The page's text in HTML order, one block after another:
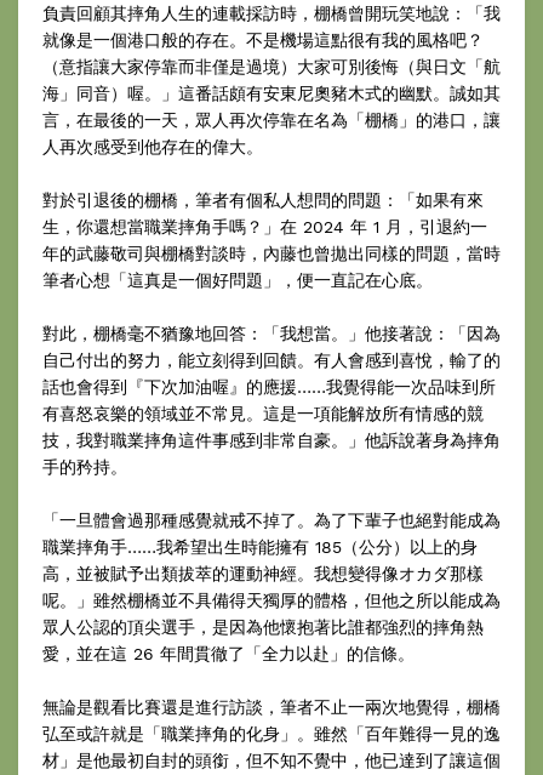
負責回顧其摔角人生的連載採訪時，棚橋曾開玩笑地說：「我
就像是一個港口般的存在。不是機場這點很有我的風格吧？
（意指讓大家停靠而非僅是過境）大家可別後悔（與日文「航
海」同音）喔。」這番話頗有安東尼奧豬木式的幽默。誠如其
言，在最後的一天，眾人再次停靠在名為「棚橋」的港口，讓
人再次感受到他存在的偉大。
對於引退後的棚橋，筆者有個私人想問的問題：「如果有來
生，你還想當職業摔角手嗎？」在 2024 年 1 月，引退約一
年的武藤敬司與棚橋對談時，內藤也曾拋出同樣的問題，當時
筆者心想「這真是一個好問題」，便一直記在心底。
對此，棚橋毫不猶豫地回答：「我想當。」他接著說：「因為
自己付出的努力，能立刻得到回饋。有人會感到喜悅，輸了的
話也會得到『下次加油喔』的應援……我覺得能一次品味到所
有喜怒哀樂的領域並不常見。這是一項能解放所有情感的競
技，我對職業摔角這件事感到非常自豪。」他訴說著身為摔角
手的矜持。
「一旦體會過那種感覺就戒不掉了。為了下輩子也絕對能成為
職業摔角手……我希望出生時能擁有 185（公分）以上的身
高，並被賦予出類拔萃的運動神經。我想變得像オカダ那樣
呢。」雖然棚橋並不具備得天獨厚的體格，但他之所以能成為
眾人公認的頂尖選手，是因為他懷抱著比誰都強烈的摔角熱
愛，並在這 26 年間貫徹了「全力以赴」的信條。
無論是觀看比賽還是進行訪談，筆者不止一兩次地覺得，棚橋
弘至或許就是「職業摔角的化身」。雖然「百年難得一見的逸
材」是他最初自封的頭銜，但不知不覺中，他已達到了讓這個